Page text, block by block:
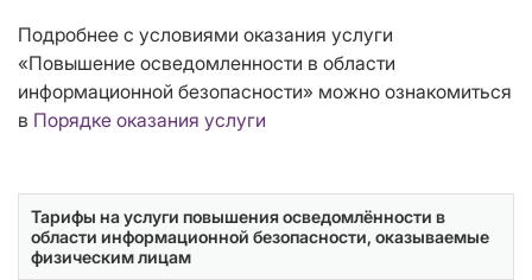
Подробнее с условиями оказания услуги
«Повышение осведомленности в области
информационной безопасности» можно ознакомиться
в Порядке оказания услуги
Тарифы на услуги повышения осведомлённости в
области информационной безопасности, оказываемые
физическим лицам